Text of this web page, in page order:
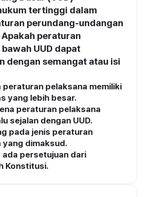
tertinggi dalam
perundang-undangan
peraturan
UUD dapat
dengan semangat atau isi
peraturan pelaksana memiliki
yang lebih besar.
peraturan pelaksana
sejalan dengan UUD.
pada jenis peraturan
yang dimaksud.
ada persetujuan dari
Konstitusi.